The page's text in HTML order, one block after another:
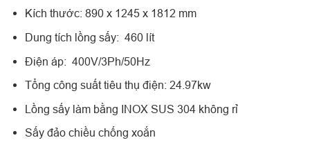
Kích thước: 890 x 1245 x 1812 mm
Dung tích lồng sấy: 460 lít
Điện áp: 400V/3Ph/50Hz
Tổng công suất tiêu thụ điện: 24.97kw
Lồng sấy làm bằng INOX SUS 304 không rỉ
Sấy đảo chiều chống xoắn